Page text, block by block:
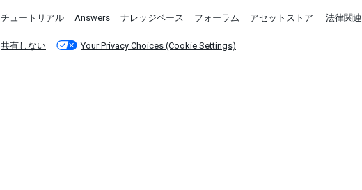
チュートリアル Answers ナレッジベース フォーラム アセットストア 法律関連
共有しない Your Privacy Choices (Cookie Settings)